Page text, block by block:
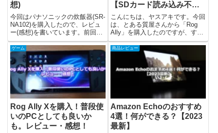
想)
今回はパナソニックの炊飯器(SR-
NA102)を購入したので、レビュ
ー(感想)を書いています。前回、
炊飯器のおすすめをまとめまし
た。そのあとに、実際に購入して
使ってみています！パナソニック
の炊飯器・SR-NA102について
SR-NA102は...
【SDカード読み込み不
良】
こんにちは、ヤスアキです。今回
は、とある質屋さんから「Rog
Ally」を購入したのですが、すぐ
に返品になってしまいました。そ
のことについてと、Rog Allyの簡
単なレビューや情報についてまと
めてみました。Rog Allyとは？ど
んな商品...
ゲーム
Rog Ally Xを購入！普段使
いのPCとしても良いか
も。レビュー・感想！
商品レビュー
Amazon Echoのおすすめ
4選！何ができる？【2023
最新】